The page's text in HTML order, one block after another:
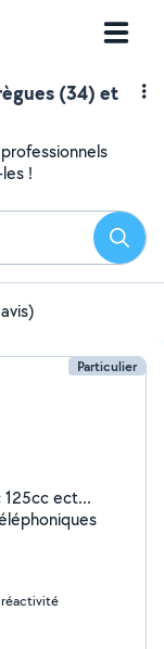
(34) et
!
Particulier
ect...
réactivité